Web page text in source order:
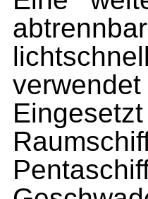
verwendet